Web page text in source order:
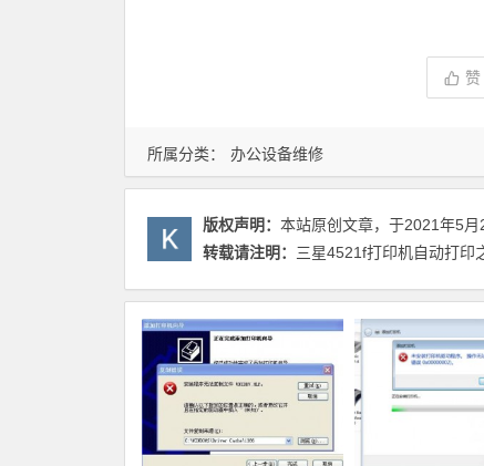
所属分类： 办公设备维修
赞
版权声明： 本站原创文章，于2021年5月
转载请注明： 三星4521f打印机自动打印